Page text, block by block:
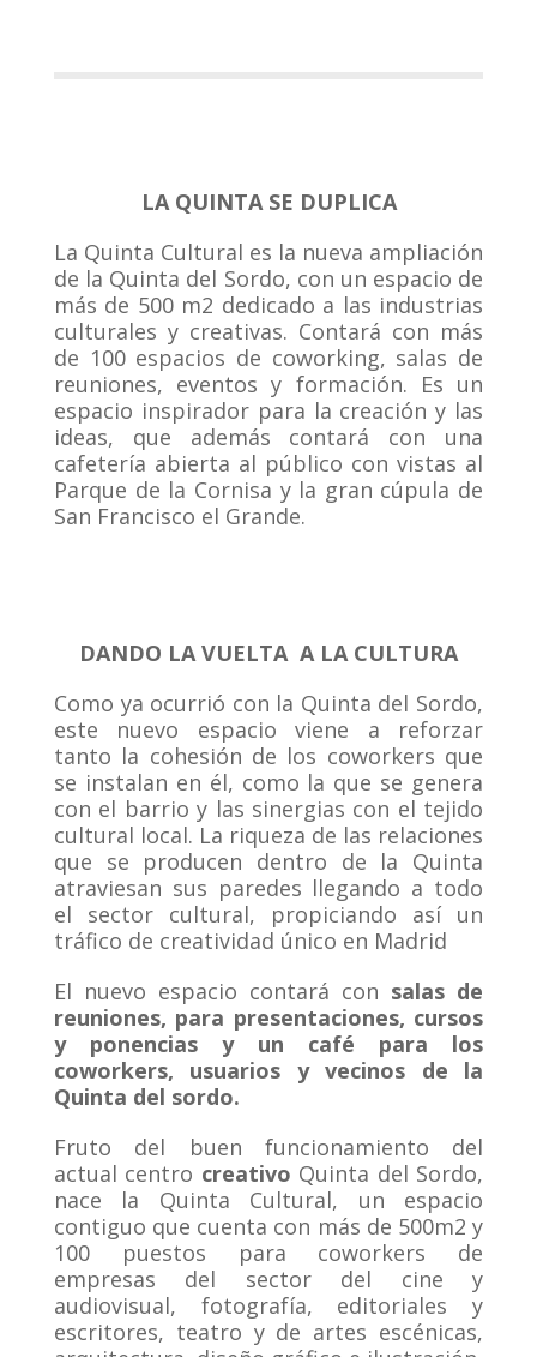
LA QUINTA SE DUPLICA
La Quinta Cultural es la nueva ampliación
de la Quinta del Sordo, con un espacio de
más de 500 m2 dedicado a las industrias
culturales y creativas. Contará con más
de 100 espacios de coworking, salas de
reuniones, eventos y formación. Es un
espacio inspirador para la creación y las
ideas, que además contará con una
cafetería abierta al público con vistas al
Parque de la Cornisa y la gran cúpula de
San Francisco el Grande.
DANDO LA VUELTA A LA CULTURA
Como ya ocurrió con la Quinta del Sordo,
este nuevo espacio viene a reforzar
tanto la cohesión de los coworkers que
se instalan en él, como la que se genera
con el barrio y las sinergias con el tejido
cultural local. La riqueza de las relaciones
que se producen dentro de la Quinta
atraviesan sus paredes llegando a todo
el sector cultural, propiciando así un
tráfico de creatividad único en Madrid
El nuevo espacio contará con salas de
reuniones, para presentaciones, cursos
y ponencias y un café para los
coworkers, usuarios y vecinos de la
Quinta del sordo.
Fruto del buen funcionamiento del
actual centro creativo Quinta del Sordo,
nace la Quinta Cultural, un espacio
contiguo que cuenta con más de 500m2 y
100 puestos para coworkers de
empresas del sector del cine y
audiovisual, fotografía, editoriales y
escritores, teatro y de artes escénicas,